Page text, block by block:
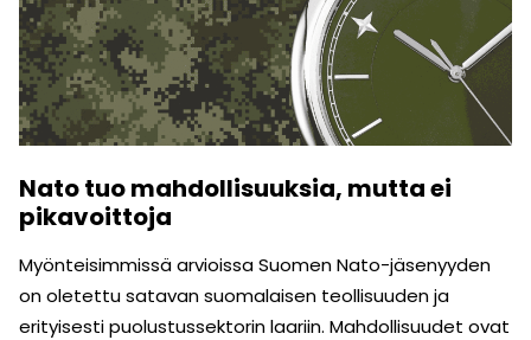
Nato tuo mahdollisuuksia, mutta ei
pikavoittoja
Myönteisimmissä arvioissa Suomen Nato-jäsenyyden
on oletettu satavan suomalaisen teollisuuden ja
erityisesti puolustussektorin laariin. Mahdollisuudet ovat